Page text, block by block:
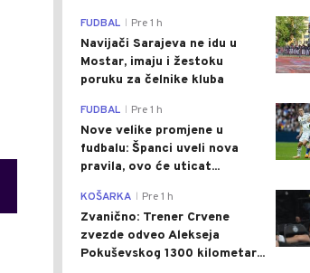
FUDBAL Pre 1 h
Navijači Sarajeva ne idu u
Mostar, imaju i žestoku
poruku za čelnike kluba
FUDBAL Pre 1 h
Nove velike promjene u
fudbalu: Španci uveli nova
pravila, ovo će uticat...
KOŠARKA Pre 1 h
Zvanično: Trener Crvene
zvezde odveo Alekseja
Pokuševskog 1300 kilometar...